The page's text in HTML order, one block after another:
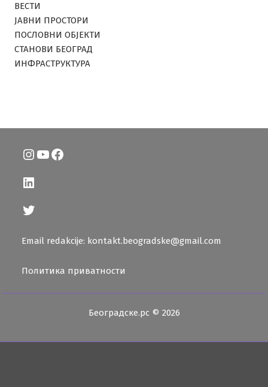
ВЕСТИ
ЈАВНИ ПРОСТОРИ
ПОСЛОВНИ ОБЈЕКТИ
СТАНОВИ БЕОГРАД
ИНФРАСТРУКТУРА
Instagram
YouTube
Facebook
LinkedIn
Twitter
Email redakcije: kontakt.beogradske@gmail.com
Политика приватности
Београдске.рс © 2026